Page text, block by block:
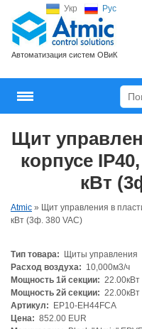
Укр Рус
Автоматизация систем ОВиК
Щит
корпусе
кВт
Atmic » Щит управления в
кВт (3ф. 380 VAC)
Тип товара:
Щиты управления
Расход воздуха: 10,000м3/ч
Мощность 1й секции: 22.00кВт
Мощность 2й секции: 22.00кВт
Артикул:
EP10-EH44FCA
Цена: 852.00 EUR